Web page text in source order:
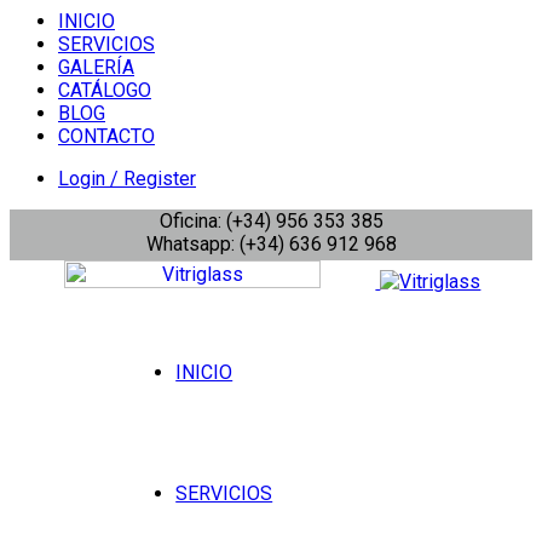
INICIO
SERVICIOS
GALERÍA
CATÁLOGO
BLOG
CONTACTO
Login / Register
Oficina: (+34) 956 353 385
Whatsapp: (+34) 636 912 968
INICIO
SERVICIOS